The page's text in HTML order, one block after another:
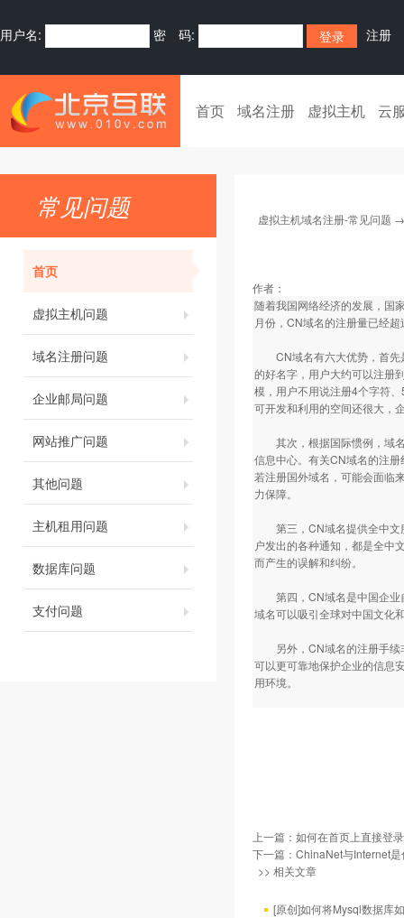
用户名: 密 码: 注册
首页 域名注册 虚拟主机 云
常见问题
首页
虚拟主机问题
域名注册问题
企业邮局问题
网站推广问题
其他问题
主机租用问题
数据库问题
支付问题
虚拟主机域名注册-常见问题
作者：
随着我国网络经济的发展，国
月份，CN域名的注册量已经
CN域名有六大优势，首先
的好名字，用户大约可以注册
模，用户不用说注册4个字符
可开发和利用的空间还很大，
其次，根据国际惯例，域名
信息中心。有关CN域名的注
若注册国外域名，可能会面临
力保障。
第三，CN域名提供全中文
户发出的各种通知，都是全中
而产生的误解和纠纷。
第四，CN域名是中国企业
域名可以吸引全球对中国文化
另外，CN域名的注册手续
可以更可靠地保护企业的信息
用环境。
上一篇： 如何在首页上直接登
下一篇： ChinaNet与Internet
>> 相关文章
[原创]如何将Mysql数据库